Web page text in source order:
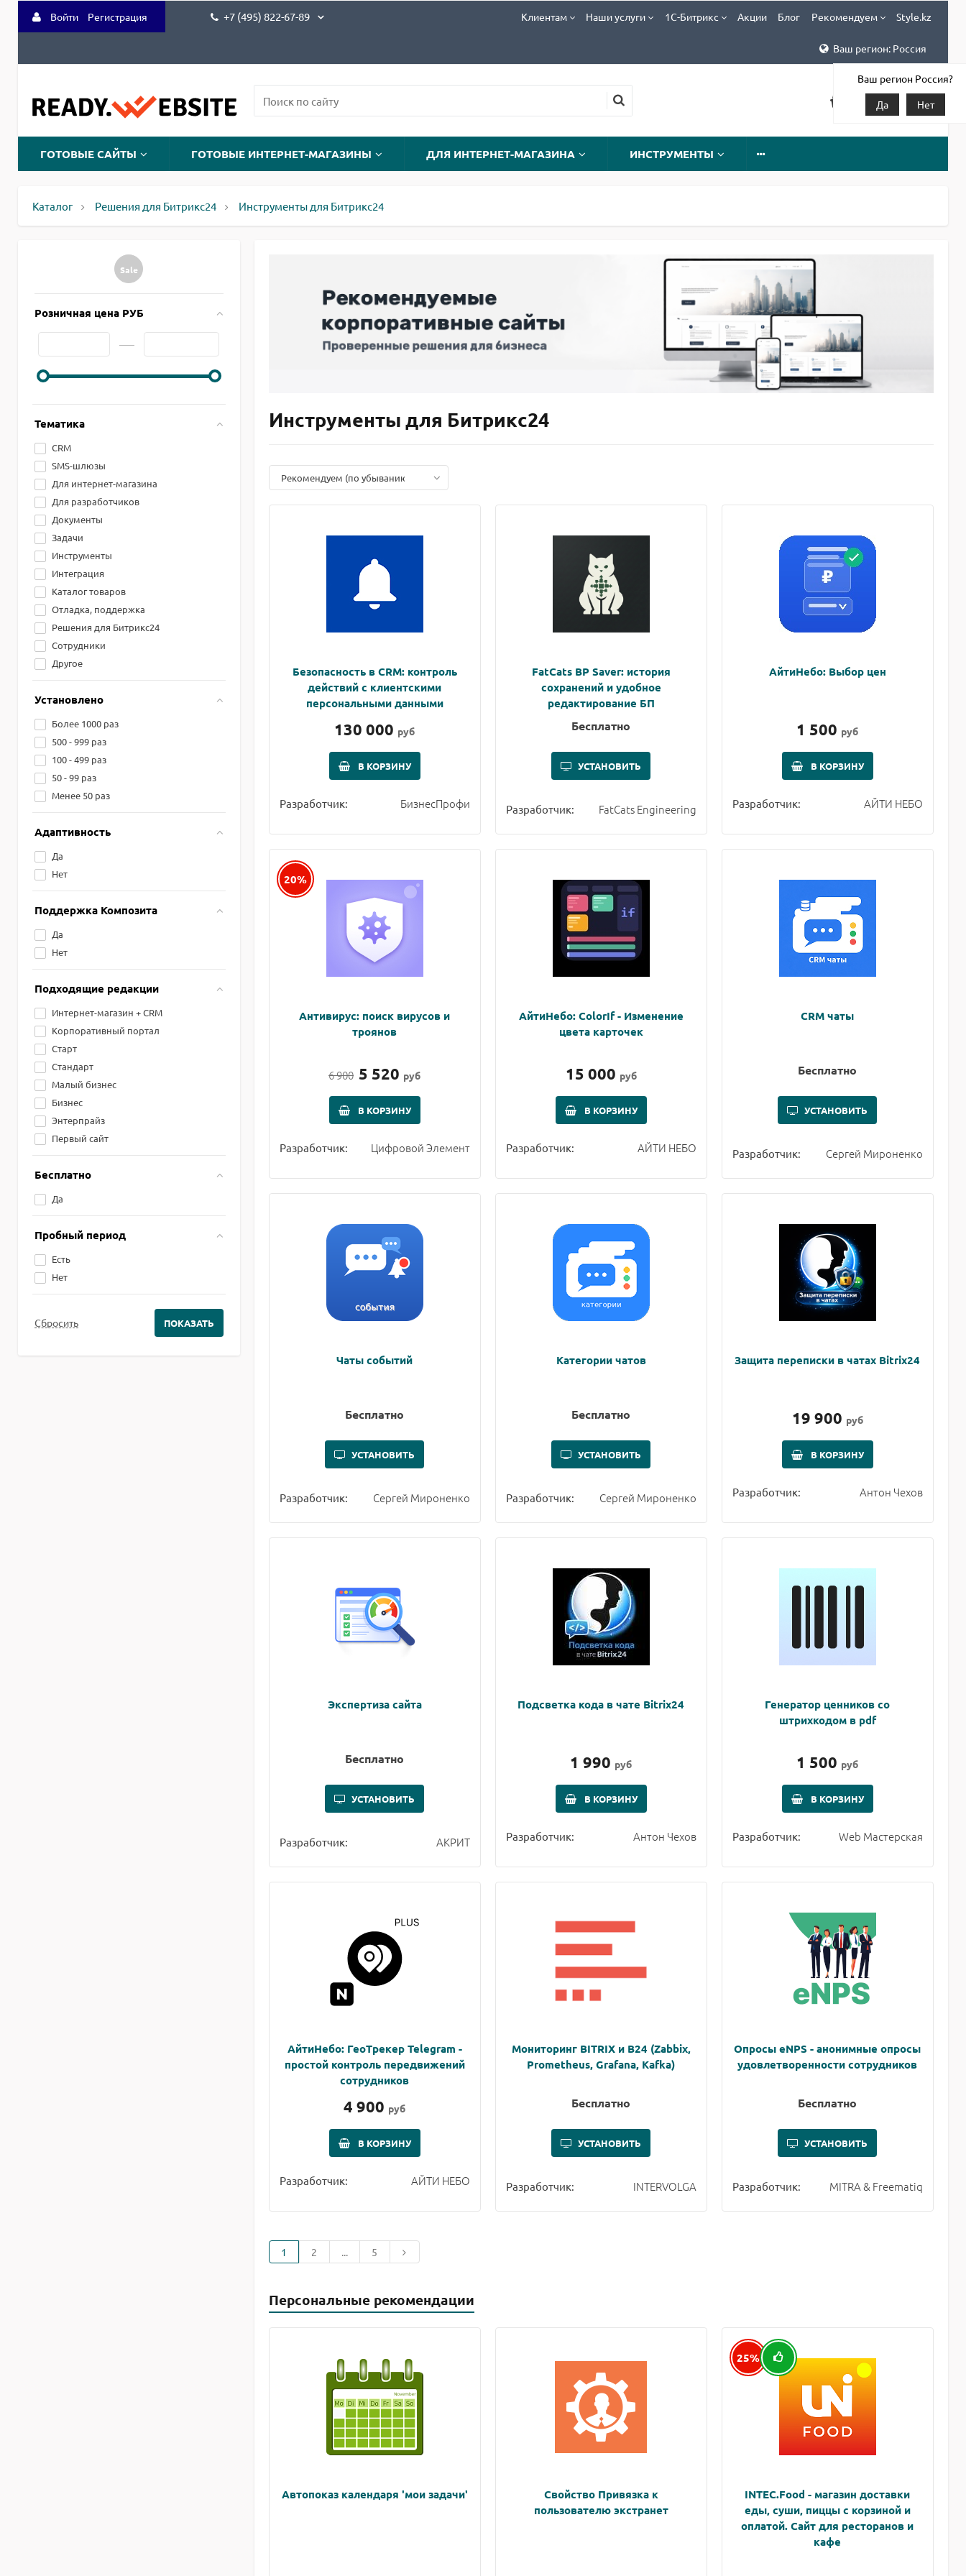
Войти Регистрация +7 (495) 822-67-89 Клиентам Наши услуги 1С-Битрикс Акции Блог Рекомендуем Style.kz
Ваш регион: Россия
Ваш регион Россия?
Да
Нет
ГОТОВЫЕ САЙТЫ ГОТОВЫЕ ИНТЕРНЕТ-МАГАЗИНЫ ДЛЯ ИНТЕРНЕТ-МАГАЗИНА ИНСТРУМЕНТЫ
Каталог Решения для Битрикс24 Инструменты для Битрикс24
Sale
Розничная цена РУБ
Тематика
CRM
SMS-шлюзы
Для интернет-магазина
Для разработчиков
Документы
Задачи
Инструменты
Интеграция
Каталог товаров
Отладка, поддержка
Решения для Битрикс24
Сотрудники
Другое
Установлено
Более 1000 раз
500 - 999 раз
100 - 499 раз
50 - 99 раз
Менее 50 раз
Адаптивность
Да
Нет
Поддержка Композита
Да
Нет
Подходящие редакции
Интернет-магазин + CRM
Корпоративный портал
Старт
Стандарт
Малый бизнес
Бизнес
Энтерпрайз
Первый сайт
Бесплатно
Да
Пробный период
Есть
Нет
Инструменты для Битрикс24
Рекомендуем (по убыванию)
Безопасность в CRM: контроль
действий с клиентскими
персональными данными
130 000 руб
В КОРЗИНУ
Разработчик: БизнесПрофи
FatCats BP Saver: история
сохранений и удобное
редактирование БП
Бесплатно
УСТАНОВИТЬ
Разработчик: FatCats Engineering
АйтиНебо: Выбор цен
1 500 руб
В КОРЗИНУ
Разработчик: АЙТИ НЕБО
20%
Антивирус: поиск вирусов и
троянов
6 900 5 520 руб
В КОРЗИНУ
Разработчик: Цифровой Элемент
АйтиНебо: ColorIf - Изменение
цвета карточек
15 000 руб
В КОРЗИНУ
Разработчик: АЙТИ НЕБО
CRM чаты
Бесплатно
УСТАНОВИТЬ
Разработчик: Сергей Мироненко
Чаты событий
Бесплатно
УСТАНОВИТЬ
Разработчик: Сергей Мироненко
Категории чатов
Бесплатно
УСТАНОВИТЬ
Разработчик: Сергей Мироненко
Защита переписки в чатах Bitrix24
19 900 руб
В КОРЗИНУ
Разработчик: Антон Чехов
Экспертиза сайта
Бесплатно
УСТАНОВИТЬ
Разработчик: АКРИТ
Подсветка кода в чате Bitrix24
1 990 руб
В КОРЗИНУ
Разработчик: Антон Чехов
Генератор ценников со
штрихкодом в pdf
1 500 руб
В КОРЗИНУ
Разработчик: Web Мастерская
АйтиНебо: ГеоТрекер Telegram -
простой контроль передвижений
сотрудников
4 900 руб
В КОРЗИНУ
Разработчик: АЙТИ НЕБО
Мониторинг BITRIX и B24 (Zabbix,
Prometheus, Grafana, Kafka)
Бесплатно
УСТАНОВИТЬ
Разработчик: INTERVOLGA
Опросы eNPS - анонимные опросы
удовлетворенности сотрудников
Бесплатно
УСТАНОВИТЬ
Разработчик: MITRA & Freematiq
1 2 ... 5
Персональные рекомендации
Автопоказ календаря 'мои задачи'
Свойство Привязка к
пользователю экстранет
25%
INTEC.Food - магазин доставки
еды, суши, пиццы с корзиной и
оплатой. Сайт для ресторанов и
кафе